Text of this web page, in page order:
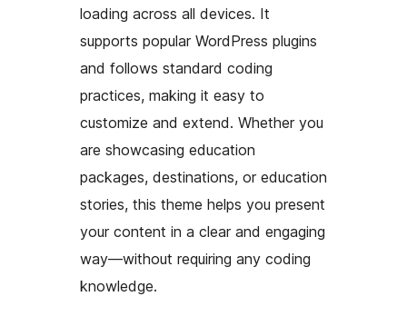
loading across all devices. It
supports popular WordPress plugins
and follows standard coding
practices, making it easy to
customize and extend. Whether you
are showcasing education
packages, destinations, or education
stories, this theme helps you present
your content in a clear and engaging
way—without requiring any coding
knowledge.